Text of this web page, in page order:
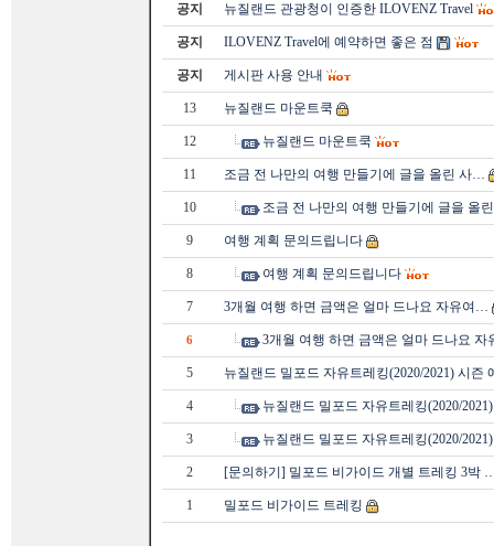
공지 뉴질랜드 관광청이 인증한 ILOVENZ Travel
공지 ILOVENZ Travel에 예약하면 좋은 점
공지 게시판 사용 안내
13 뉴질랜드 마운트쿡
12 뉴질랜드 마운트쿡
11 조금 전 나만의 여행 만들기에 글을 올린 사…
10 조금 전 나만의 여행 만들기에 글을 올
9 여행 계획 문의드립니다
8 여행 계획 문의드립니다
7 3개월 여행 하면 금액은 얼마 드나요 자유여…
6 3개월 여행 하면 금액은 얼마 드나요
5 뉴질랜드 밀포드 자유트레킹(2020/2021) 시즌
4 뉴질랜드 밀포드 자유트레킹(2020/
3 뉴질랜드 밀포드 자유트레킹(2020/
2 [문의하기] 밀포드 비가이드 개별 트레킹 3박
1 밀포드 비가이드 트레킹